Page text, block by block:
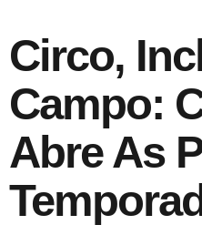
Circo,
Campo:
Abre As